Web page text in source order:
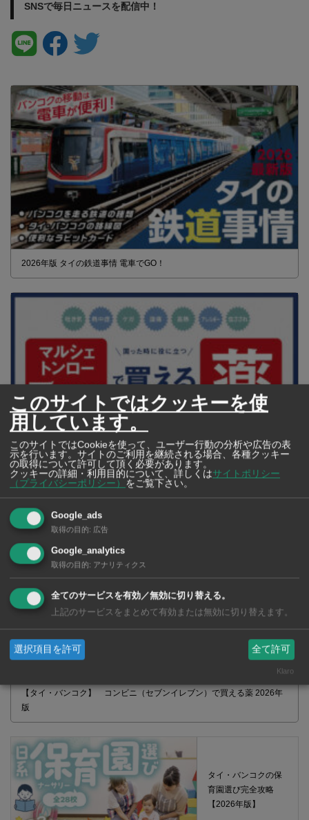
SNSで毎日ニュースを配信中！
2026年版 タイの鉄道事情 電車でGO！
【タイ・バンコク】 マルシェトンロー内の「TOPS」で買える薬
2026年版
【タイ・バンコク】 コンビニ（セブンイレブン）で買える薬 2026年
版
タイ・バンコクの保
育園選び完全攻略
【2026年版】
このサイトではクッキーを使
用しています。
このサイトではCookieを使って、ユーザー行動の分析や広告の表
示を行います。サイトのご利用を継続される場合、各種クッキー
の取得について許可して頂く必要があります。
クッキーの詳細・利用目的について、詳しくはサイトポリシー
（プライバシーポリシー）
をご覧下さい。
Google_ads
取得の目的: 広告
Google_analytics
取得の目的: アナリティクス
全てのサービスを有効／無効に切り替える。
上記のサービスをまとめて有効または無効に切り替えます。
選択項目を許可 全て許可
Klaro